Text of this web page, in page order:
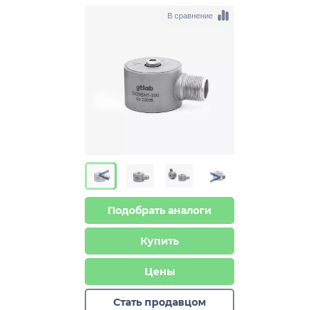
В сравнение
> >
Подобрать аналоги
Купить
Цены
Стать продавцом